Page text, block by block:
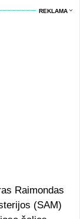
REKLAMA
Raimondas
(SAM)